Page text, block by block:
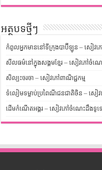
អត្ថបទថ្មីៗ
កំពូលអ្នកមាននៅទីក្រុងបាប៊ីឡូន – សៀវភ
សីលធម៌នៅក្នុងសង្គមខ្មែរ – សៀវភៅចំណ
សិល្បះចរចា – សៀវភៅពាណិជ្ជកម្ម
ទំលៀមទម្លាប់ប្រពៃណីជនជាតិចិន – សៀ
ដើមកំណើតអង្គរ – សៀវភៅចំណេះដឹងទូទ